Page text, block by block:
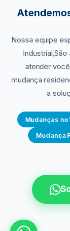
Nossa equipe
atender
mudança
a
Mudanças no
Mudança